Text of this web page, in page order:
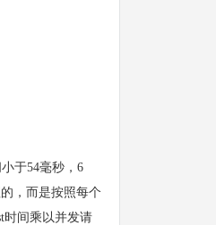
于54毫秒，6
，而是按照每个
时间乘以并发请